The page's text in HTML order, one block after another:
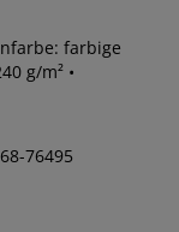
farbige
g/m² •
76495